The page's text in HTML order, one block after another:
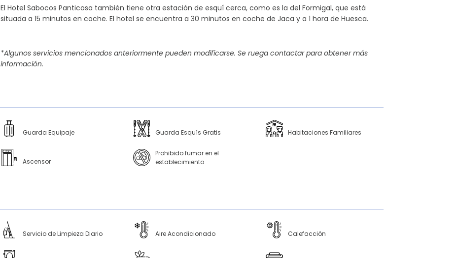
El Hotel Sabocos Panticosa también tiene otra estación de esquí cerca, como es la del Formigal, que está
situada a 15 minutos en coche. El hotel se encuentra a 30 minutos en coche de Jaca y a 1 hora de Huesca.
*Algunos servicios mencionados anteriormente pueden modificarse. Se ruega contactar para obtener más
información.
Guarda Equipaje Guarda Esquís Gratis Habitaciones Familiares
Ascensor
Prohibido fumar en el
establecimiento
Servicio de Limpieza Diario Aire Acondicionado Calefacción